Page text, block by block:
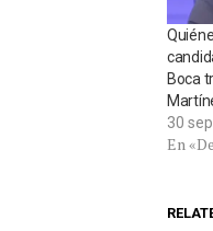
Boca
30
En